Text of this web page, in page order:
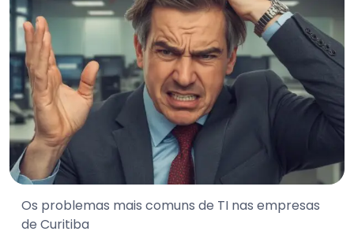
Os problemas mais comuns de TI nas empresas
de Curitiba